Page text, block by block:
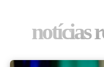
notícias